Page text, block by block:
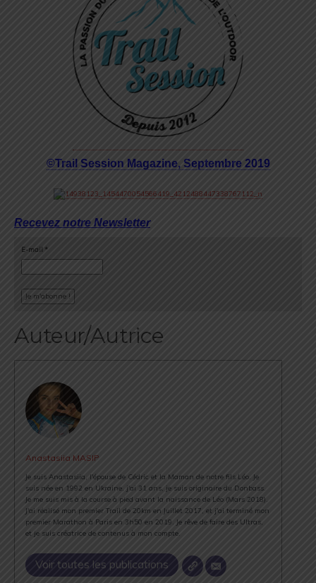
©Trail Session Magazine, Septembre 2019
Recevez notre Newsletter
E-mail *
Auteur/Autrice
Anastasiia MASIP
Je suis Anastasiia, l'épouse de Cédric et la Maman de notre fils Léo. Je
suis née en 1992 en Ukraine, j'ai 31 ans, je suis originaire du Donbass.
Je me suis mis à la course à pied avant la naissance de Léo (Mars 2018).
J'ai réalisé mon premier Trail de 20km en Juillet 2017, et j'ai terminé mon
premier Marathon à Paris en 3h50 en 2019. Je rêve de faire des Ultras,
et je suis créatrice de contenus à mon compte.
Voir toutes les publications